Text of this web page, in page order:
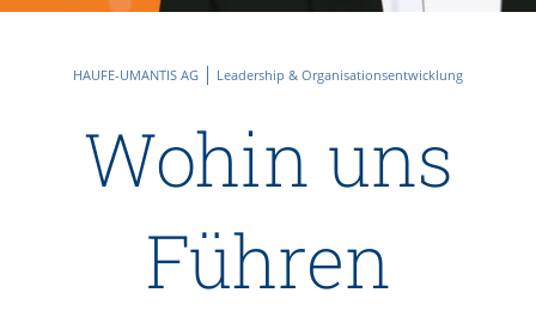
HAUFE-UMANTIS AG Leadership & Organisationsentwicklung
Wohin uns
Führen